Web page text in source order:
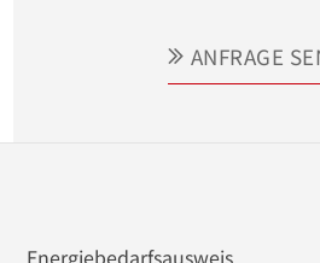
Ob als privater Elternbereich,
Kinderreich oder eine
Stellmöglichkeiten für Betten,
ANFRAGE
Energiebedarfsausweis